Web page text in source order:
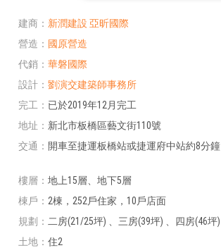
建商 新潤建設 亞昕國際
營造
國原營造
代銷
華磐國際
設計
劉演交建築師事務所
完工
已於2019年12月完工
地址
新北市板橋區藝文街110號
交通
開車至捷運板橋站或捷運府中站約8分鐘
樓層
地上15層、地下5層
棟戶
2棟，252戶住家，10戶店面
規劃
二房(21/25坪) 、三房(39坪) 、四房(46坪)
土地
住2